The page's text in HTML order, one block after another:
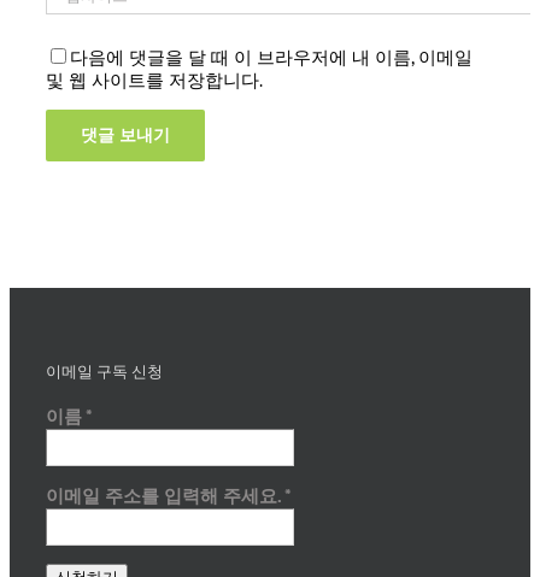
다음에 댓글을 달 때 이 브라우저에 내 이름, 이메일
및 웹 사이트를 저장합니다.
이메일 구독 신청
이름 *
이메일 주소를 입력해 주세요. *